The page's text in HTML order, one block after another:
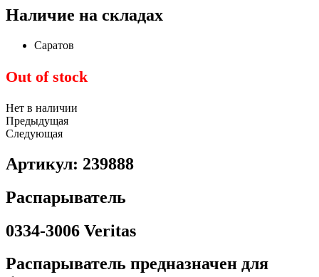
Наличие на складах
Саратов
Out of stock
Нет в наличии
Предыдущая
Следующая
Артикул: 239888
Распарыватель
0334-3006 Veritas
Распарыватель предназначен для